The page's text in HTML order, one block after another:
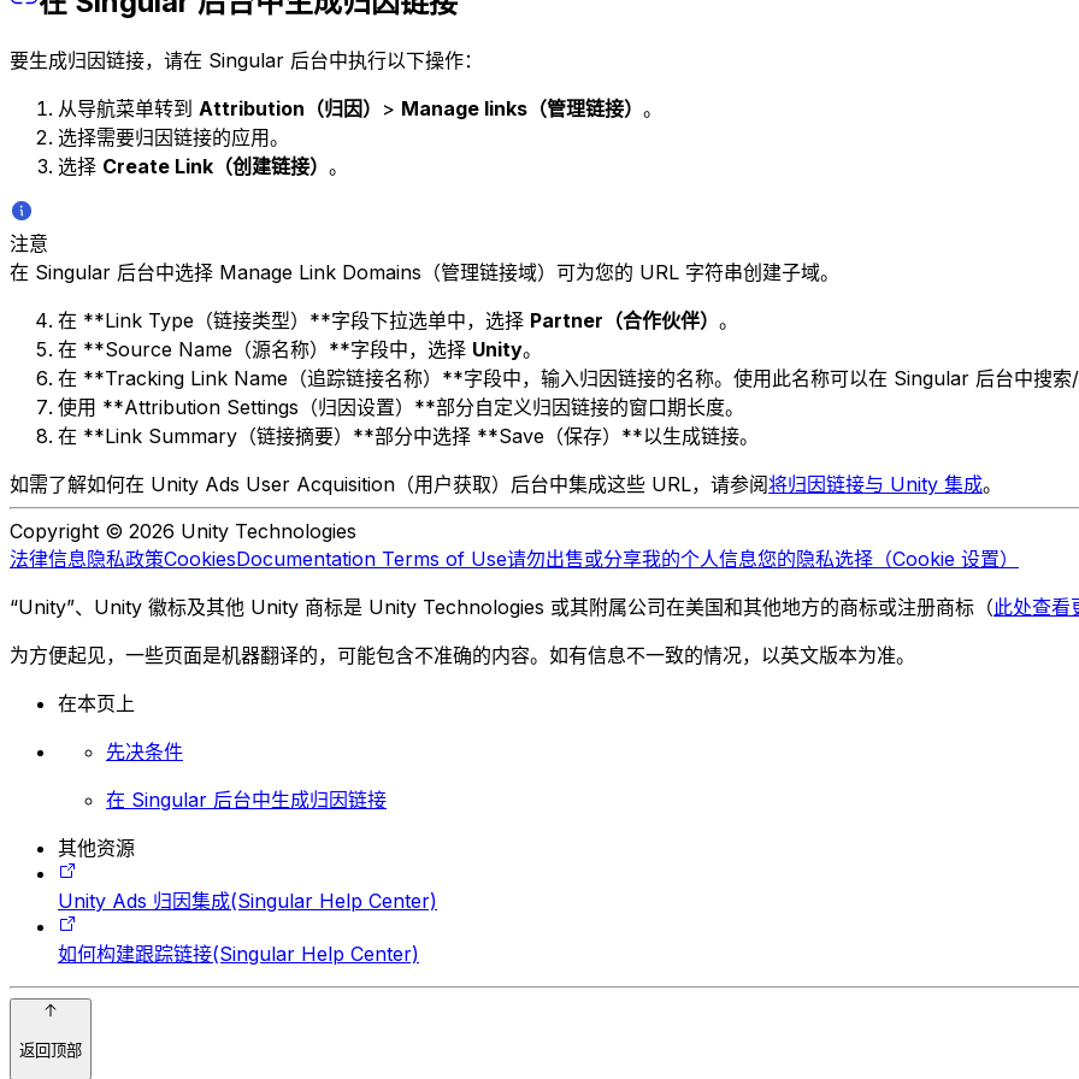
要生成归因链接，请在 Singular 后台中执行以下操作：
从导航菜单转到 Attribution（归因） > Manage links（管理链接） 。
选择需要归因链接的应用。
选择 Create Link（创建链接） 。
注意
在 Singular 后台中选择 Manage Link Domains（管理链接域）可为您的 URL 字符串创建子域。
在 **Link Type（链接类型）**字段下拉选单中，选择 Partner（合作伙伴） 。
在 **Source Name（源名称）**字段中，选择 Unity。
在 **Tracking Link Name（追踪链接名称）**字段中，输入归因链接的名称。使用此名称可以在 Singular 后台中搜索/
使用 **Attribution Settings（归因设置）**部分自定义归因链接的窗口期长度。
在 **Link Summary（链接摘要）**部分中选择 **Save（保存）**以生成链接。
如需了解如何在 Unity Ads User Acquisition（用户获取）后台中集成这些 URL，请参阅将归因链接与 Unity 集成。
Copyright © 2026 Unity Technologies
法律信息隐私政策CookiesDocumentation Terms of Use请勿出售或分享我的个人信息您的隐私选择（Cookie 设置）
“Unity”、Unity 徽标及其他 Unity 商标是 Unity Technologies 或其附属公司在美国和其他地方的商标或注册商标（此处查看
为方便起见，一些页面是机器翻译的，可能包含不准确的内容。如有信息不一致的情况，以英文版本为准。
在本页上
先决条件
在 Singular 后台中生成归因链接
其他资源
Unity Ads 归因集成(Singular Help Center)
如何构建跟踪链接(Singular Help Center)
返回顶部